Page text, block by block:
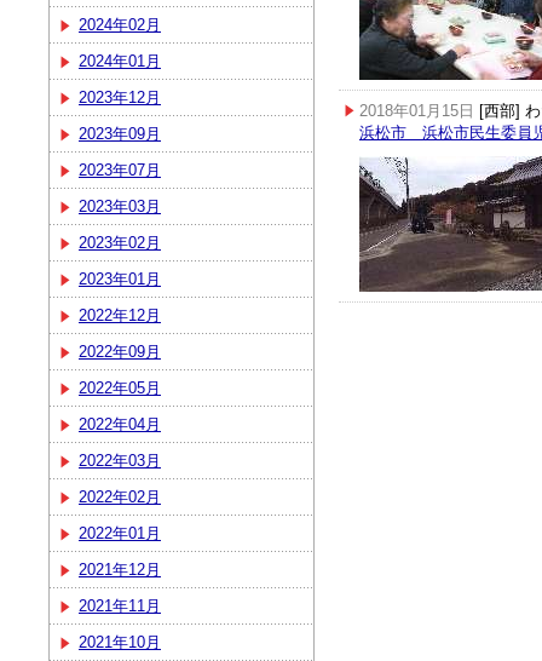
2024年02月
2024年01月
2023年12月
2023年09月
2023年07月
2023年03月
2023年02月
2023年01月
2022年12月
2022年09月
2022年05月
2022年04月
2022年03月
2022年02月
2022年01月
2021年12月
2021年11月
2021年10月
2018年01月15日 [西部]
浜松市 浜松市民生委員